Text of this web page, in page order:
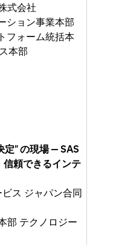
式会社
ション事業本部
フォーム統括本
本部
定" の現場 — SAS
信頼できるインテ
ス ジャパン合同
部 テクノロジー